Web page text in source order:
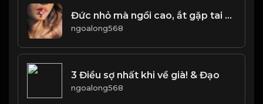
Đức nhỏ mà ngồi cao, ắt gặp tai họa! & Đạo
ngoalong568
3 Điều sợ nhất khi về già! & Đạo
ngoalong568